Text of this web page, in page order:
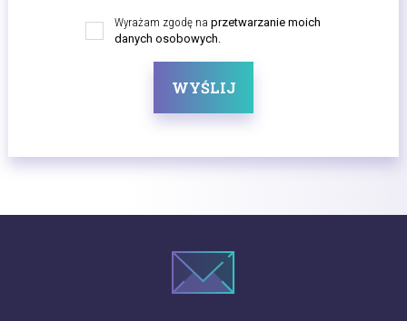
Wyrażam zgodę na przetwarzanie moich
danych osobowych.
WYŚLIJ